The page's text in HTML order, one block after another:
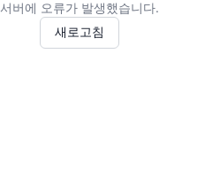
서버에 오류가 발생했습니다.
새로고침